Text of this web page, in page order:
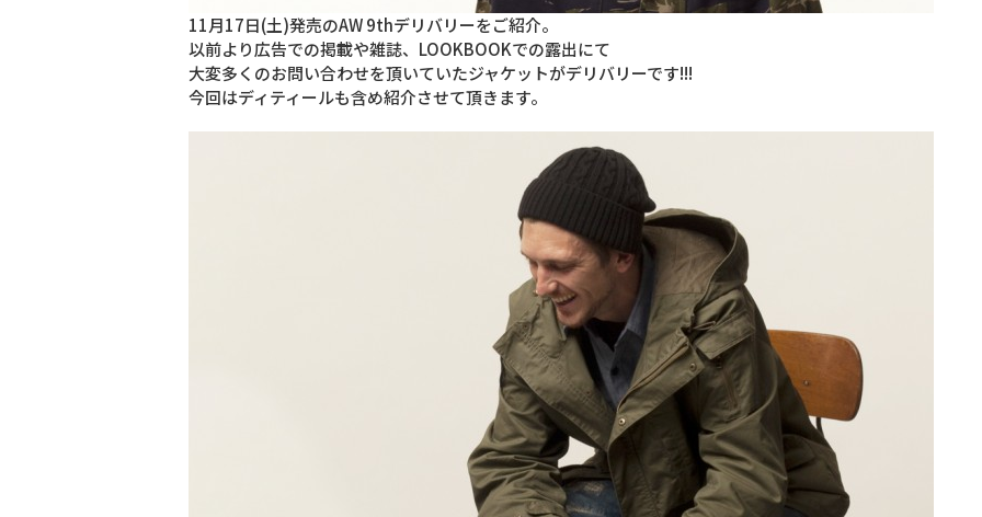
11月17日(土)発売のAW 9thデリバリーをご紹介。
以前より広告での掲載や雑誌、LOOKBOOKでの露出にて
大変多くのお問い合わせを頂いていたジャケットがデリバリーです!!!
今回はディティールも含め紹介させて頂きます。